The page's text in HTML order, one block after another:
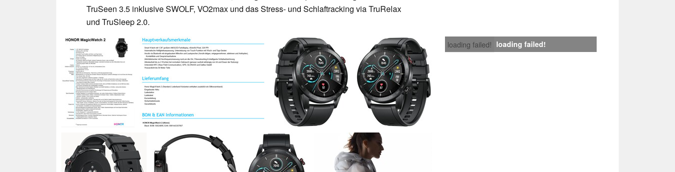
TruSeen 3.5 inklusive SWOLF, VO2max und das Stress- und Schlaftracking via TruRelax
und TruSleep 2.0.
loading failed! loading failed!